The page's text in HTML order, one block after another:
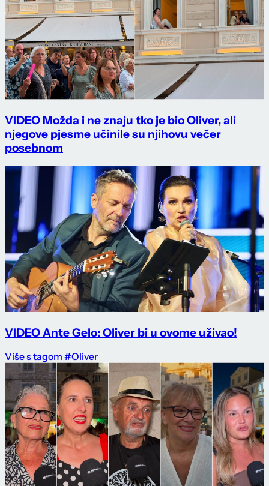
VIDEO Možda i ne znaju tko je bio Oliver, ali
njegove pjesme učinile su njihovu večer
posebnom
VIDEO Ante Gelo: Oliver bi u ovome uživao!
Više s tagom #Oliver